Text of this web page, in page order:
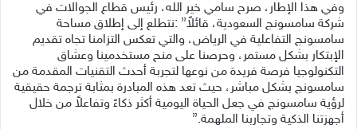
وفي هذا الإطار، صرح سامي خير الله، رئيس قطاع الجوالات في
شركة سامسونج السعودية، قائلاً” :نتطلع إلى إطلاق مساحة
سامسونج التفاعلية في الرياض، والتي تعكس التزامنا تجاه تقديم
الإبتكار بشكل مستمر، وحرصنا على منح مستخدمينا وعشاق
التكنولوجيا فرصة فريدة من نوعها لتجربة أحدث التقنيات المقدمة من
سامسونج بشكل مباشر، حيث تعد هذه المبادرة بمثابة ترجمة حقيقية
لرؤية سامسونج في جعل الحياة اليومية أكثر ذكاءً وتفاعلاً من خلال
أجهزتنا الذكية وتجاربنا الملهمة.”